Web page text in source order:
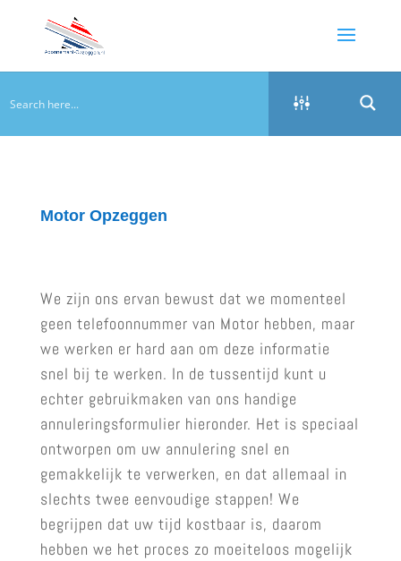
Motor Opzeggen
We zijn ons ervan bewust dat we momenteel
geen telefoonnummer van Motor hebben, maar
we werken er hard aan om deze informatie
snel bij te werken. In de tussentijd kunt u
echter gebruikmaken van ons handige
annuleringsformulier hieronder. Het is speciaal
ontworpen om uw annulering snel en
gemakkelijk te verwerken, en dat allemaal in
slechts twee eenvoudige stappen! We
begrijpen dat uw tijd kostbaar is, daarom
hebben we het proces zo moeiteloos mogelijk